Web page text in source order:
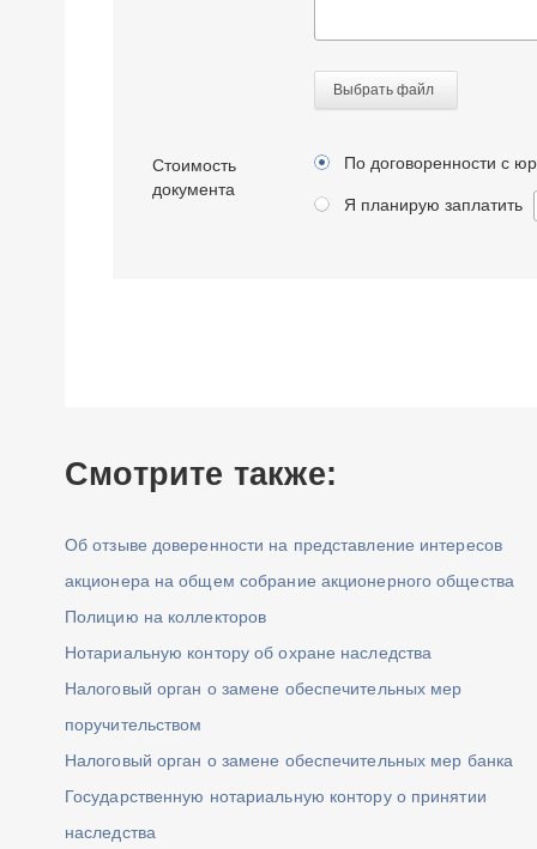
Выбрать файл
Стоимость
документа
По договоренности с
Я планирую заплатить
Смотрите также:
Об отзыве доверенности на представление интересов
акционера на общем собрание акционерного общества
Полицию на коллекторов
Нотариальную контору об охране наследства
Налоговый орган о замене обеспечительных мер
поручительством
Налоговый орган о замене обеспечительных мер банка
Государственную нотариальную контору о принятии
наследства